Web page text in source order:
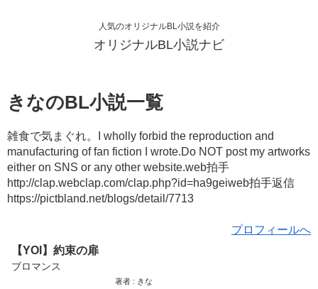
人気のオリジナルBL小説を紹介
オリジナルBL小説ナビ
きなのBL小説一覧
雑食で気まぐれ。I wholly forbid the reproduction and
manufacturing of fan fiction I wrote.Do NOT post my artworks
either on SNS or any other website.web拍手
http://clap.webclap.com/clap.php?id=ha9geiweb拍手返信
https://pictbland.net/blogs/detail/7713
プロフィールへ
【YOI】約束の扉
ブロマンス
著者 : きな